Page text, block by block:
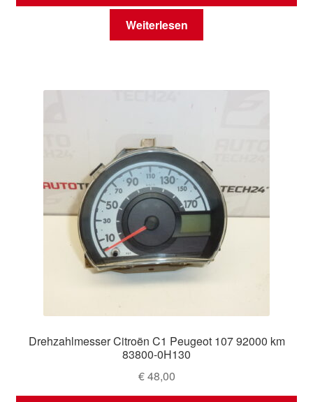
Weiterlesen
Drehzahlmesser Citroën C1 Peugeot 107 92000 km
83800-0H130
€48,00